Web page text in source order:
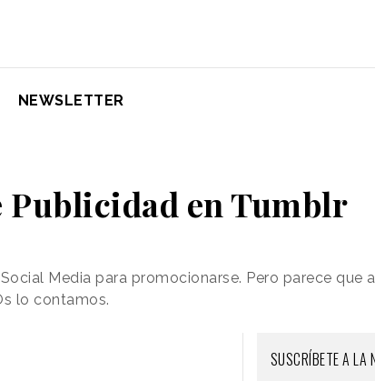
NEWSLETTER
Publicidad en Tumblr
Media para promocionarse. Pero parece que
lo contamos.
SUSCRÍBETE A LA